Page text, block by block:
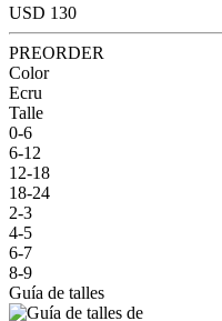
USD 130
PREORDER
Color
Ecru
Talle
0-6
6-12
12-18
18-24
2-3
4-5
6-7
8-9
Guía de talles